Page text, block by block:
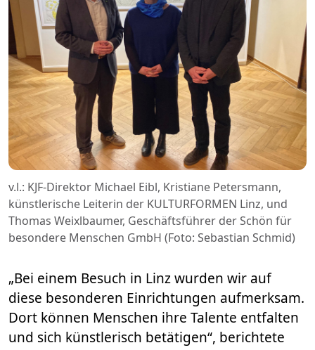
v.l.: KJF-Direktor Michael Eibl, Kristiane Petersmann,
künstlerische Leiterin der KULTURFORMEN Linz, und
Thomas Weixlbaumer, Geschäftsführer der Schön für
besondere Menschen GmbH (Foto: Sebastian Schmid)
„Bei einem Besuch in Linz wurden wir auf
diese besonderen Einrichtungen aufmerksam.
Dort können Menschen ihre Talente entfalten
und sich künstlerisch betätigen“, berichtete